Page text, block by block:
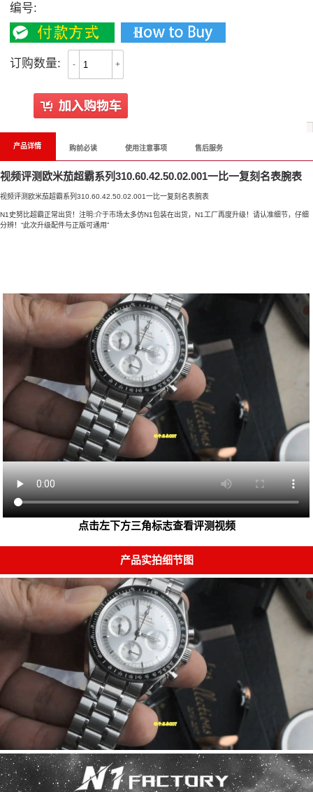
编号:
订购数量: - +
产品详情 购前必读 使用注意事项 售后服务
视频评测欧米茄超霸系列310.60.42.50.02.001一比一复刻名表腕表
视频评测欧米茄超霸系列310.60.42.50.02.001一比一复刻名表腕表
N1史努比超霸正常出货！注明:介于市场太多仿N1包装在出货，N1工厂再度升级！请认准细节，仔细
分辨！“此次升级配件与正版可通用”
点击左下方三角标志查看评测视频
产品实拍细节图